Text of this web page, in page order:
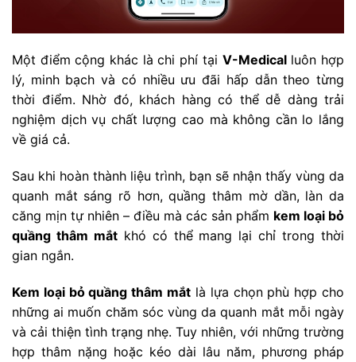
Một điểm cộng khác là chi phí tại V-Medicalluôn hợp
lý, minh bạch và có nhiều ưu đãi hấp dẫn theo từng
thời điểm. Nhờ đó, khách hàng có thể dễ dàng trải
nghiệm dịch vụ chất lượng cao mà không cần lo lắng
về giá cả.
Sau khi hoàn thành liệu trình, bạn sẽ nhận thấy vùng da
quanh mắt sáng rõ hơn, quầng thâm mờ dần, làn da
căng mịn tự nhiên – điều mà các sản phẩm kem loại bỏ
quầng thâm mắtkhó có thể mang lại chỉ trong thời
gian ngắn.
Kem loại bỏ quầng thâm mắt là lựa chọn phù hợp cho
những ai muốn chăm sóc vùng da quanh mắt mỗi ngày
và cải thiện tình trạng nhẹ. Tuy nhiên, với những trường
hợp thâm nặng hoặc kéo dài lâu năm, phương pháp